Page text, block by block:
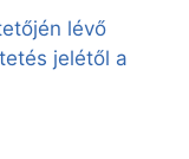
lévő
jelétől a